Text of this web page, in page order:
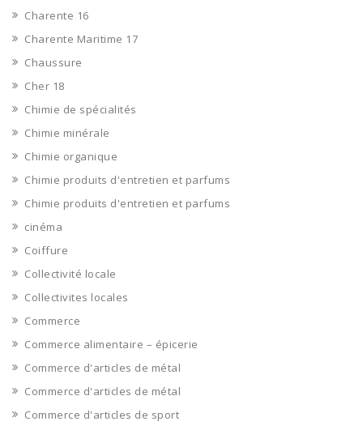
Charente 16
Charente Maritime 17
Chaussure
Cher 18
Chimie de spécialités
Chimie minérale
Chimie organique
Chimie produits d'entretien et parfums
Chimie produits d'entretien et parfums
cinéma
Coiffure
Collectivité locale
Collectivites locales
Commerce
Commerce alimentaire – épicerie
Commerce d'articles de métal
Commerce d'articles de métal
Commerce d'articles de sport